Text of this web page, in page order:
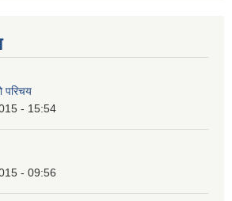
परिचय
- 15:54
- 09:56